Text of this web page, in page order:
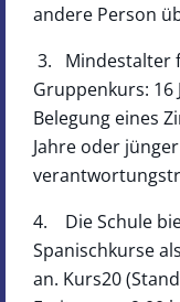
andere Person
3. Mindestalter
Gruppenkurs:
Belegung eines
Jahre oder
4. Die Schule
Spanischkurse
an. Kurs20